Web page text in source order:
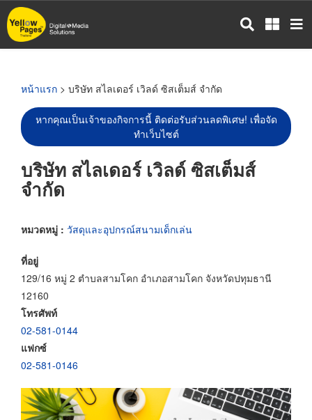
ข้าม
ไป
หน้าแรก > บริษัท สไลเดอร์ เวิลด์ ซิสเต็มส์ จำกัด
หากคุณเป็นเจ้าของกิจการนี้ ติดต่อรับส่วนลดพิเศษ! เพื่อจัด
ทำเว็บไซต์
บริษัท สไลเดอร์ เวิลด์ ซิสเต็มส์
จำกัด
หมวดหมู่ : วัสดุและอุปกรณ์สนามเด็กเล่น
ที่อยู่
129/16 หมู่ 2 ตำบลสามโคก อำเภอสามโคก จังหวัดปทุมธานี
12160
โทรศัพท์
02-581-0144
แฟกซ์
02-581-0146